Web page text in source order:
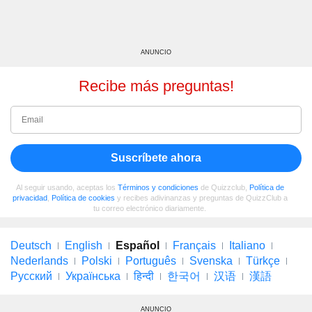
ANUNCIO
Recibe más preguntas!
Suscríbete ahora
Al seguir usando, aceptas los Términos y condiciones de Quizzclub,
Política de
privacidad
Política de cookies y recibes adivinanzas y preguntas de QuizzClub a
tu correo electrónico diariamente.
Deutsch English Español Français
Italiano
Nederlands
Polski Português Svenska
Türkçe
Русский
Українська हिन्दी 한국어 汉语 漢語
ANUNCIO